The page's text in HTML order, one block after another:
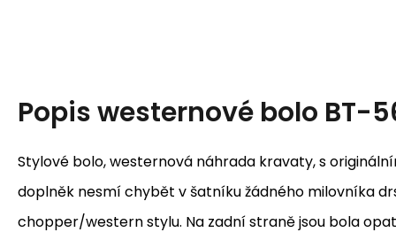
Popiswesternové bolo BT-
Stylové bolo, westernová náhrada kravaty, s
doplněk nesmí chybět v šatníku žádného milovníka
chopper/western stylu. Na zadní straně jsou bola